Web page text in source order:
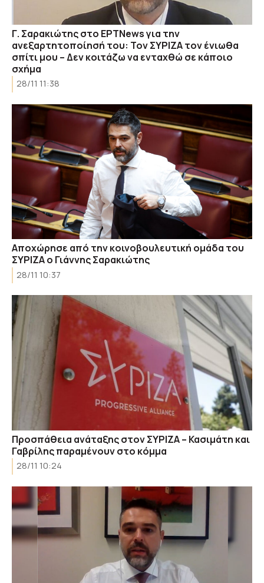
Γ. Σαρακιώτης στο ΕΡΤNews για την
ανεξαρτητοποίησή του: Τον ΣΥΡΙΖΑ τον ένιωθα
σπίτι μου – Δεν κοιτάζω να ενταχθώ σε κάποιο
σχήμα
28/11 11:38
Αποχώρησε από την κοινοβουλευτική ομάδα του
ΣΥΡΙΖΑ ο Γιάννης Σαρακιώτης
28/11 10:37
Προσπάθεια ανάταξης στον ΣΥΡΙΖΑ – Κασιμάτη και
Γαβρίλης παραμένουν στο κόμμα
28/11 10:24